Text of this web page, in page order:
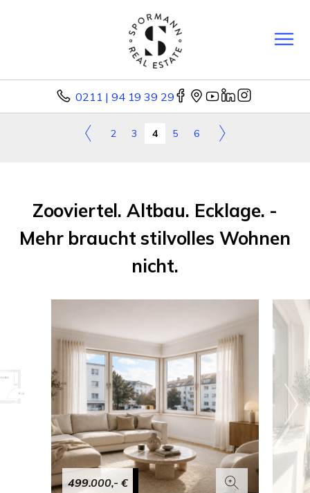
0211 | 94 19 39 29
2 3 4 5 6
Zooviertel. Altbau. Ecklage. -
Mehr braucht stilvolles Wohnen
nicht.
499.000,- €